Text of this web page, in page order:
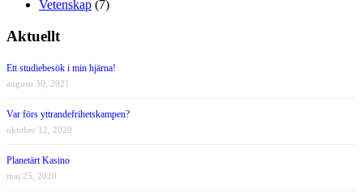
Vetenskap (7)
Aktuellt
Ett studiebesök i min hjärna!
augusti 30, 2021
Var förs yttrandefrihetskampen?
oktober 12, 2020
Planetärt Kasino
maj 25, 2020